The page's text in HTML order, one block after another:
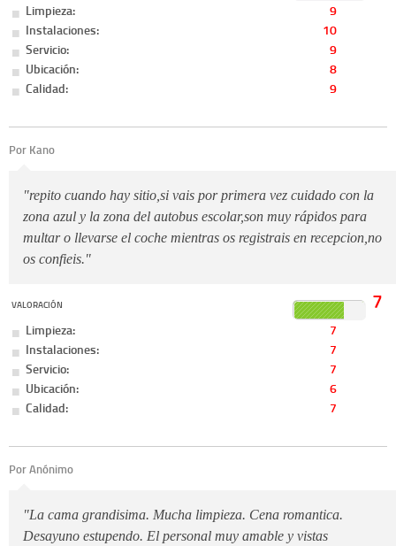
Limpieza:
9
Instalaciones:
10
Servicio:
9
Ubicación:
8
Calidad:
9
Por Kano
"repito cuando hay sitio,si vais por primera vez cuidado con la
zona azul y la zona del autobus escolar,son muy rápidos para
multar o llevarse el coche mientras os registrais en recepcion,no
os confieis."
VALORACIÓN 7
Limpieza:
7
Instalaciones:
7
Servicio:
7
Ubicación:
6
Calidad:
7
Por Anónimo
"La cama grandisima. Mucha limpieza. Cena romantica.
Desayuno estupendo. El personal muy amable y vistas